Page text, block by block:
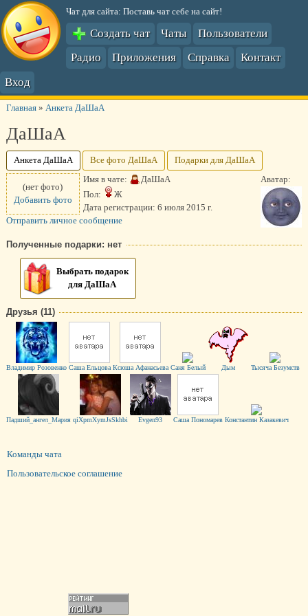
Чат для сайта: Поставь чат себе на сайт!
Создать чат Чаты
Пользователи
Радио
Приложения Справка
Контакт
Вход
Главная» Анкета ДаШаА
ДаШаА
Анкета ДаШаА Все фото ДаШаА
Подарки для ДаШаА
Аватар:
(нет фото)
Добавить фото
Имя в чате:
ДаШаА
Пол:
Ж
Дата регистрации: 6 июля 2015 г.
Отправить личное сообщение
Полученные подарки: нет
Выбрать подарок
для ДаШаА
Друзья (11)
Владимир Розовенко Cаша Ельцова Ксюша Афанасьева Саня Белый Дым Тысяча Безумств
Падший_ангел_Мария qiXpmXymJsSkhbi Evgen93 Саша Пономарев Константин Казакевич
Команды чата
Пользовательское соглашение